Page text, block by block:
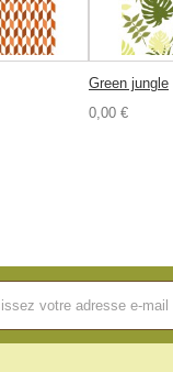
Green jungle
0,00 €